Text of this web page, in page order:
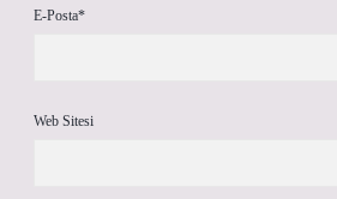
E-Posta*
Web Sitesi